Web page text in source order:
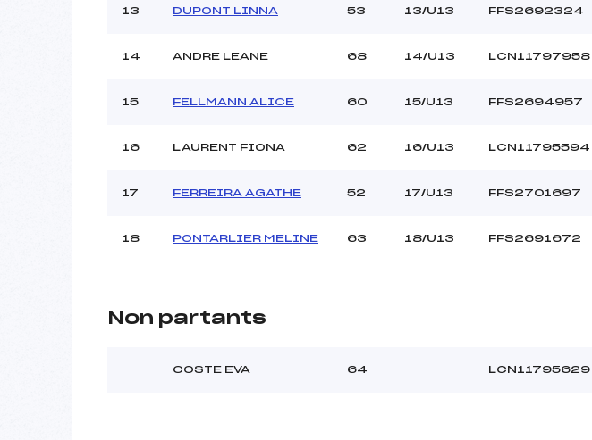
13 DUPONT LINNA 53 13/U13 FFS2692324
14 ANDRE LEANE 68 14/U13 LCN11797958
15 FELLMANN ALICE 60 15/U13 FFS2694957
16 LAURENT FIONA 62 16/U13 LCN11795594
17 FERREIRA AGATHE 52 17/U13 FFS2701697
18 PONTARLIER MELINE 63 18/U13 FFS2691672
Non partants
COSTE EVA 64 LCN11795629